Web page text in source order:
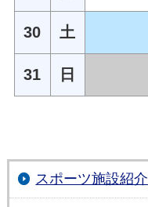
30 土
31 日
スポーツ施設紹介